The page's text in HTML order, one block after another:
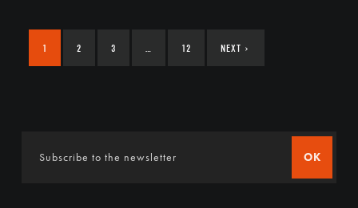
1 2 3 12 NEXT ›
OK